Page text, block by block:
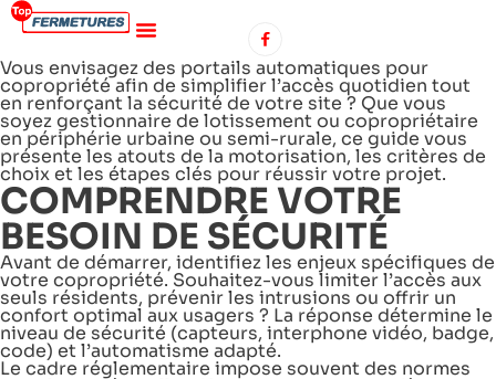
Vous envisagez des portails automatiques pour
copropriété afin de simplifier l’accès quotidien tout
en renforçant la sécurité de votre site ? Que vous
soyez gestionnaire de lotissement ou copropriétaire
en périphérie urbaine ou semi-rurale, ce guide vous
présente les atouts de la motorisation, les critères de
choix et les étapes clés pour réussir votre projet.
COMPRENDRE VOTRE
BESOIN DE SÉCURITÉ
Avant de démarrer, identifiez les enjeux spécifiques de
votre copropriété. Souhaitez-vous limiter l’accès aux
seuls résidents, prévenir les intrusions ou offrir un
confort optimal aux usagers ? La réponse détermine le
niveau de sécurité (capteurs, interphone vidéo, badge,
code) et l’automatisme adapté.
Le cadre réglementaire impose souvent des normes